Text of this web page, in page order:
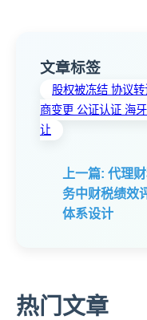
文章标签
股权被冻结 协议
商变更 公证认证 海
让
上一篇: 代理
务中财税绩效
体系设计
热门文章